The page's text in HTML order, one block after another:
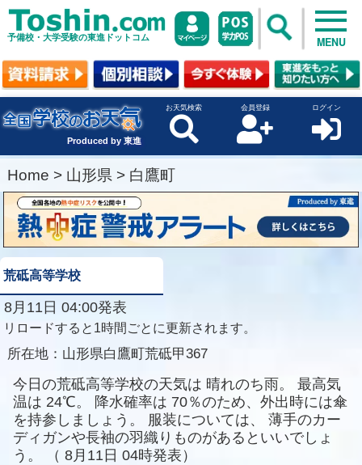
予備校・大学受験の東進ドットコム MENU
Produced by 東進
お天気検索 会員登録 ログイン
Home > 山形県 > 白鷹町
荒砥高等学校
8月11日 04:00発表
リロードすると1時間ごとに更新されます。
所在地： 山形県白鷹町荒砥甲367
今日の荒砥高等学校の天気は 晴れのち雨。
最高気
温は 24℃。 降水確率は 70％のため、外出時には傘
を持参しましょう。
服装については、
薄手のカー
ディガンや長袖の羽織りものがあるといいでしょ
う。
（ 8月11日 04時発表）